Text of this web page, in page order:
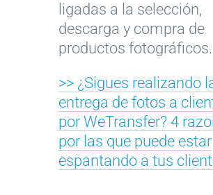
ligadas a la selección,
descarga y compra de
productos fotográficos.
>> ¿Sigues realizando
entrega de fotos a
por WeTransfer? 4
por las que puede estar
espantando a tus